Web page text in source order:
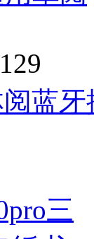
129
蓝